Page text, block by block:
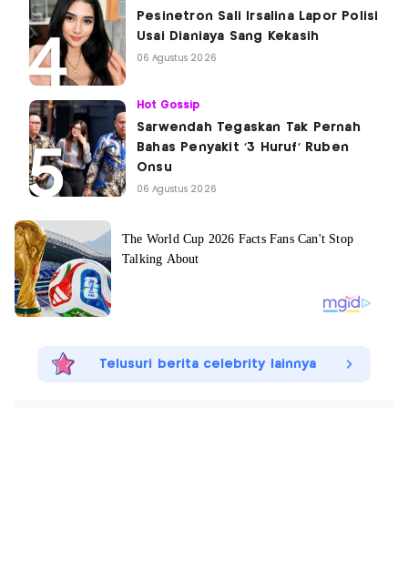
Pesinetron Sali Irsalina Lapor Polisi
Usai Dianiaya Sang Kekasih
06 Agustus 2026
Hot Gossip
Sarwendah Tegaskan Tak Pernah
Bahas Penyakit '3 Huruf' Ruben
Onsu
06 Agustus 2026
Telusuri berita celebrity lainnya